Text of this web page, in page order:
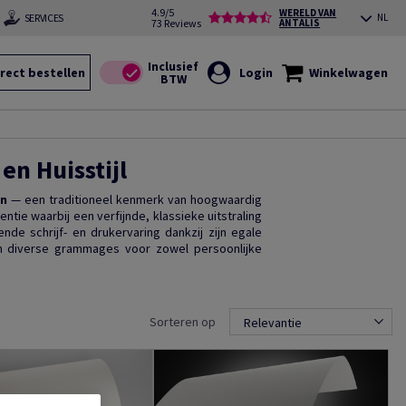
SERVICES
4.9/5
73 Reviews
WERELD VAN
ANTALIS NL
bestellen Login Winkelwagen
Huisstijl
— een traditioneel kenmerk van hoogwaardig
waarbij een verfijnde, klassieke uitstraling
schrijf- en drukervaring dankzij zijn egale
diverse grammages voor zowel persoonlijke
Sorteren op Relevantie